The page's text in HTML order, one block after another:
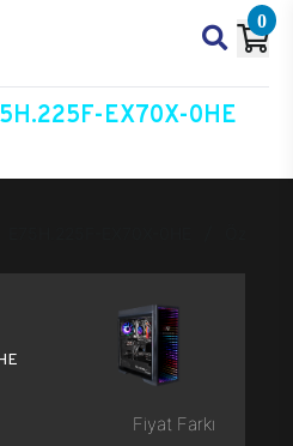
0
EX70X-0HE
Fiyat Farkı